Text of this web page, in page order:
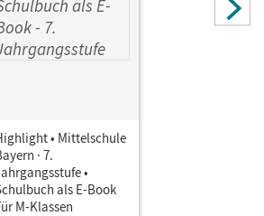
• Mittelschule
· 7.
•
als E-Book
M-Klassen